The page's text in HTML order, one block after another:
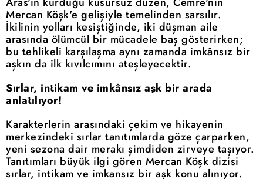
Mercan Köşk'e gelişiyle temelinden sarsılır.
İkilinin yolları kesiştiğinde, iki düşman aile
arasında ölümcül bir mücadele baş gösterirken;
bu tehlikeli karşılaşma aynı zamanda imkânsız bir
aşkın da ilk kıvılcımını ateşleyecektir.
Sırlar, intikam ve imkânsız aşk bir arada
anlatılıyor!
Karakterlerin arasındaki çekim ve hikayenin
merkezindeki sırlar tanıtımlarda göze çarparken,
yeni sezona dair merakı şimdiden zirveye taşıyor.
Tanıtımları büyük ilgi gören Mercan Köşk dizisi
sırlar, intikam ve imkansız bir aşk konu alınıyor.